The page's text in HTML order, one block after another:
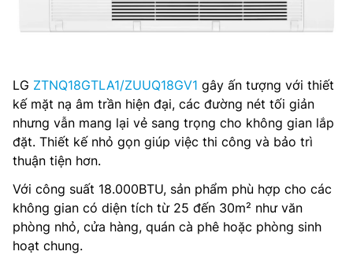
LG ZTNQ18GTLA1/ZUUQ18GV1 gây ấn tượng với thiết
kế mặt nạ âm trần hiện đại, các đường nét tối giản
nhưng vẫn mang lại vẻ sang trọng cho không gian lắp
đặt. Thiết kế nhỏ gọn giúp việc thi công và bảo trì
thuận tiện hơn.
Với công suất 18.000BTU, sản phẩm phù hợp cho các
không gian có diện tích từ 25 đến 30m² như văn
phòng nhỏ, cửa hàng, quán cà phê hoặc phòng sinh
hoạt chung.